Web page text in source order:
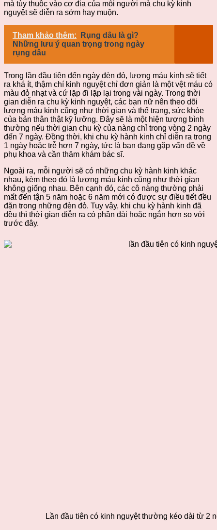
mà tùy thuộc vào cơ địa của mỗi người mà chu kỳ kinh
nguyệt sẽ diễn ra sớm hay muộn.
Tham khảo thêm:
Rụng dâu là gì?
Những lưu ý quan trọng trong ngày
rụng dâu
Trong lần đầu tiên đến ngày đèn đỏ, lượng máu kinh sẽ tiết
ra khá ít, thậm chí kinh nguyệt chỉ đơn giản là một vệt máu có
màu đỏ nhạt và cứ lặp đi lặp lại trong vài ngày. Trong thời
gian diễn ra chu kỳ kinh nguyệt, các bạn nữ nên theo dõi
lượng máu kinh cũng như thời gian và thể trạng, sức khỏe
của bản thân thật kỹ lưỡng. Đây sẽ là một hiện tượng bình
thường nếu thời gian chu kỳ của nàng chỉ trong vòng 2 ngày
đến 7 ngày. Đồng thời, khi chu kỳ hành kinh chỉ diễn ra trong
1 ngày hoặc trễ hơn 7 ngày, tức là bạn đang gặp vấn đề về
phụ khoa và cần thăm khám bác sĩ.
Ngoài ra, mỗi người sẽ có những chu kỳ hành kinh khác
nhau, kèm theo đó là lượng máu kinh cũng như thời gian
không giống nhau. Bên cạnh đó, các cô nàng thường phải
mất đến tận 5 năm hoặc 6 năm mới có được sự điều tiết đều
đặn trong những đèn đỏ. Tuy vậy, khi chu kỳ hành kinh đã
đều thì thời gian diễn ra có phần dài hoặc ngắn hơn so với
trước đây.
Lần đầu tiên có kinh nguyệt thường kéo dài từ 2